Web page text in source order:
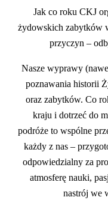
Jak co roku CKJ
żydowskich zabytków
przyczyn –
Nasze wyprawy
poznawania historii
oraz zabytków. Co
kraju i dotrzeć do
podróże to wspólne
każdy z nas –
odpowiedzialny za
atmosferę nauki,
nastrój we